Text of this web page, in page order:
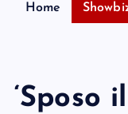
Home
‘Sposo